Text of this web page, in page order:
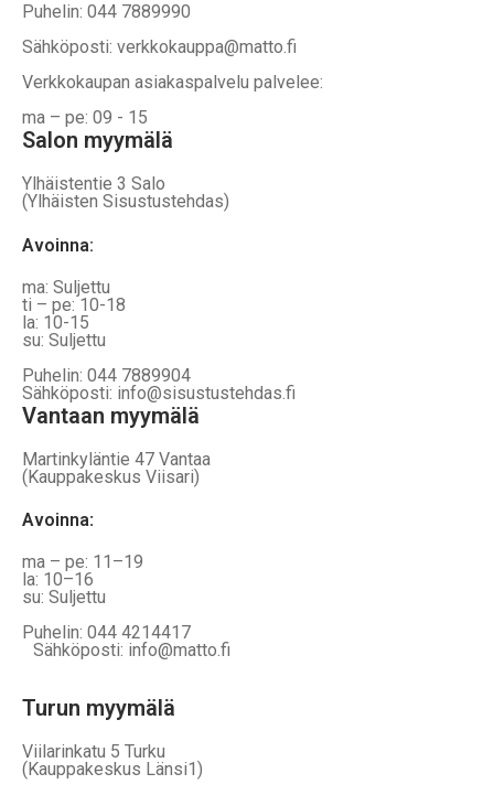
Puhelin: 044 7889990
Sähköposti: verkkokauppa@matto.fi
Verkkokaupan asiakaspalvelu palvelee:
ma – pe: 09 - 15
Salon myymälä
Ylhäistentie 3 Salo
(Ylhäisten Sisustustehdas)
Avoinna:
ma: Suljettu
ti – pe: 10-18
la: 10-15
su: Suljettu
Puhelin: 044 7889904
Sähköposti: info@sisustustehdas.fi
Vantaan myymälä
Martinkyläntie 47 Vantaa
(Kauppakeskus Viisari)
Avoinna:
ma – pe: 11–19
la: 10–16
su: Suljettu
Puhelin: 044 4214417
Sähköposti: info@matto.fi
Turun myymälä
Viilarinkatu 5 Turku
(Kauppakeskus Länsi1)